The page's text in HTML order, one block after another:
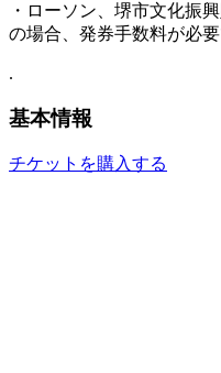
・ローソン、堺市文化振
の場合、発券手数料が必要
.
基本情報
チケットを購入する